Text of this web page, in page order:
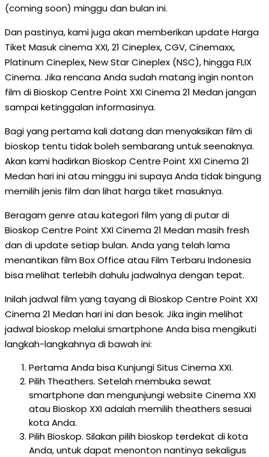
(coming soon) minggu dan bulan ini.
Dan pastinya, kami juga akan memberikan update Harga
Tiket Masuk cinema XXI, 21 Cineplex, CGV, Cinemaxx,
Platinum Cineplex, New Star Cineplex (NSC), hingga FLIX
Cinema. Jika rencana Anda sudah matang ingin nonton
film di Bioskop Centre Point XXI Cinema 21 Medan jangan
sampai ketinggalan informasinya.
Bagi yang pertama kali datang dan menyaksikan film di
bioskop tentu tidak boleh sembarang untuk seenaknya.
Akan kami hadirkan Bioskop Centre Point XXI Cinema 21
Medan hari ini atau minggu ini supaya Anda tidak bingung
memilih jenis film dan lihat harga tiket masuknya.
Beragam genre atau kategori film yang di putar di
Bioskop Centre Point XXI Cinema 21 Medan masih fresh
dan di update setiap bulan. Anda yang telah lama
menantikan film Box Office atau Film Terbaru Indonesia
bisa melihat terlebih dahulu jadwalnya dengan tepat.
Inilah jadwal film yang tayang di Bioskop Centre Point XXI
Cinema 21 Medan hari ini dan besok. Jika ingin melihat
jadwal bioskop melalui smartphone Anda bisa mengikuti
langkah-langkahnya di bawah ini:
Pertama Anda bisa Kunjungi Situs Cinema XXI.
Pilih Theathers. Setelah membuka sewat
smartphone dan mengunjungi website Cinema XXI
atau Bioskop XXI adalah memilih theathers sesuai
kota Anda.
Pilih Bioskop. Silakan pilih bioskop terdekat di kota
Anda, untuk dapat menonton nantinya sekaligus